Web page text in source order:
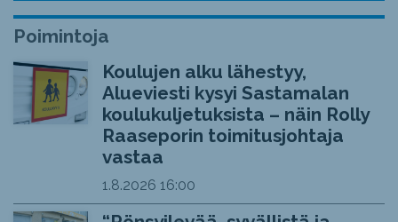
Poimintoja
Koulujen alku lähestyy,
Alueviesti kysyi Sastamalan
koulukuljetuksista – näin Rolly
Raaseporin toimitusjohtaja
vastaa
1.8.2026 16:00